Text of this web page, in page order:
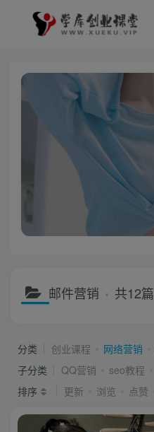
邮件营销 共12篇
分类 创业课程 网络营销
子分类
QQ营销 seo教程
排序
更新 浏览 点赞